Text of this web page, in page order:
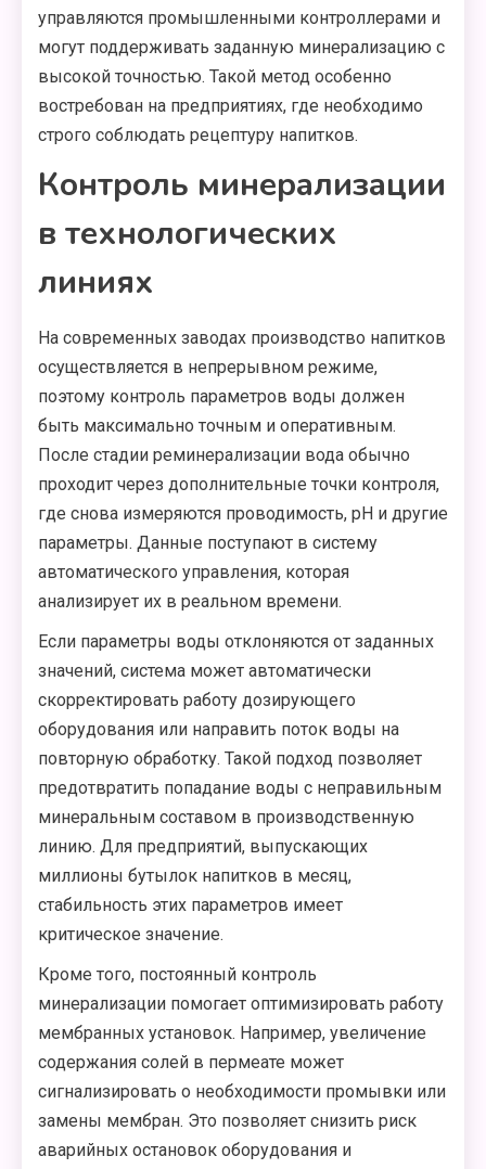
управляются промышленными контроллерами и
могут поддерживать заданную минерализацию с
высокой точностью. Такой метод особенно
востребован на предприятиях, где необходимо
строго соблюдать рецептуру напитков.
Контроль минерализации
в технологических
линиях
На современных заводах производство напитков
осуществляется в непрерывном режиме,
поэтому контроль параметров воды должен
быть максимально точным и оперативным.
После стадии реминерализации вода обычно
проходит через дополнительные точки контроля,
где снова измеряются проводимость, pH и другие
параметры. Данные поступают в систему
автоматического управления, которая
анализирует их в реальном времени.
Если параметры воды отклоняются от заданных
значений, система может автоматически
скорректировать работу дозирующего
оборудования или направить поток воды на
повторную обработку. Такой подход позволяет
предотвратить попадание воды с неправильным
минеральным составом в производственную
линию. Для предприятий, выпускающих
миллионы бутылок напитков в месяц,
стабильность этих параметров имеет
критическое значение.
Кроме того, постоянный контроль
минерализации помогает оптимизировать работу
мембранных установок. Например, увеличение
содержания солей в пермеате может
сигнализировать о необходимости промывки или
замены мембран. Это позволяет снизить риск
аварийных остановок оборудования и